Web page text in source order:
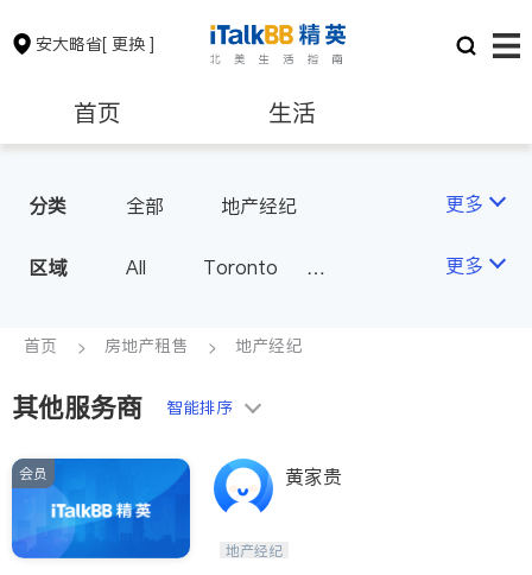
安大略省[ 更换 ]
首页 生活
保险理财 房地产租售
银行贷款 会计师
建筑装修
分类 全部 地产经纪 更多
区域 All
Toronto
Scarborough
North York
Brampton
Kitchener
Newmarket
更多
首页 房地产租售 地产经纪
其他服务商 智能排序
会员 黄家贵
地产经纪